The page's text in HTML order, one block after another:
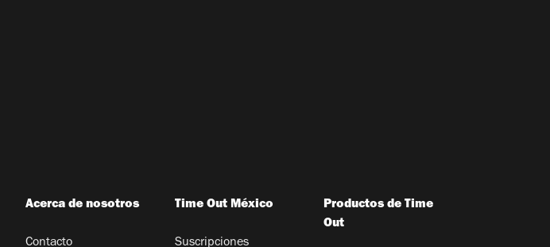
Acerca de nosotros
Contacto
Time Out México
Suscripciones
Productos de Time
Out